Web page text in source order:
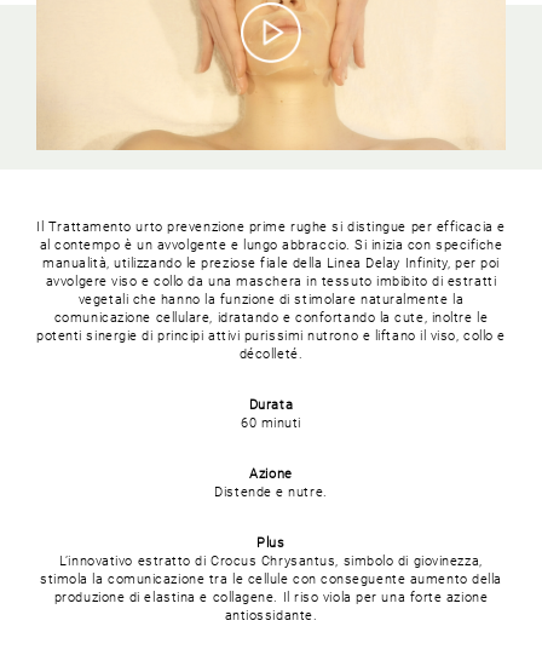
Il Trattamento urto prevenzione prime rughe si distingue per efficacia e
al contempo è un avvolgente e lungo abbraccio. Si inizia con specifiche
manualità, utilizzando le preziose fiale della Linea Delay Infinity, per poi
avvolgere viso e collo da una maschera in tessuto imbibito di estratti
vegetali che hanno la funzione di stimolare naturalmente la
comunicazione cellulare, idratando e confortando la cute, inoltre le
potenti sinergie di principi attivi purissimi nutrono e liftano il viso, collo e
décolleté.
Durata
60 minuti
Azione
Distende e nutre.
Plus
L’innovativo estratto di Crocus Chrysantus, simbolo di giovinezza,
stimola la comunicazione tra le cellule con conseguente aumento della
produzione di elastina e collagene. Il riso viola per una forte azione
antiossidante.